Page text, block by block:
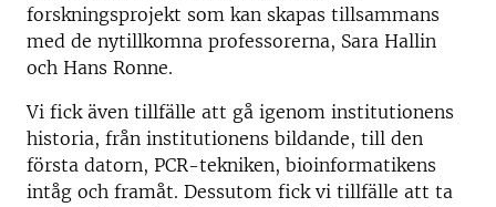
forskningsprojekt som kan skapas tillsammans
med de nytillkomna professorerna, Sara Hallin
och Hans Ronne.
Vi fick även tillfälle att gå igenom institutionens
historia, från institutionens bildande, till den
första datorn, PCR-tekniken, bioinformatikens
intåg och framåt. Dessutom fick vi tillfälle att ta